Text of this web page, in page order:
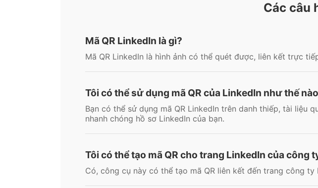
Các câu
Mã QR LinkedIn là gì?
Mã QR LinkedIn là hình ảnh có thể quét được, liên kết trực
Tôi có thể sử dụng mã QR của LinkedIn như thế
Bạn có thể sử dụng mã QR LinkedIn trên danh thiếp, tài liệu
nhanh chóng hồ sơ LinkedIn của bạn.
Tôi có thể tạo mã QR cho trang LinkedIn của công
Có, công cụ này có thể tạo mã QR liên kết đến trang công ty